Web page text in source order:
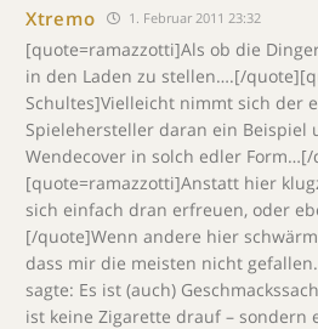
Xtremo 1. Februar 2011 23:32
[quote=ramazzotti]Als ob die
in den Laden zu stellen….[/
Schultes]Vielleicht nimmt sich der
Spielehersteller daran ein Beispiel
Wendecover in solch edler
[quote=ramazzotti]Anstatt hier
sich einfach dran erfreuen, oder
[/quote]Wenn andere hier
dass mir die meisten nicht
sagte: Es ist (auch)
ist keine Zigarette drauf – sondern